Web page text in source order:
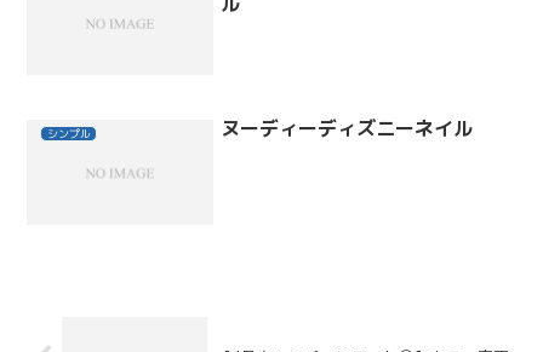
シンプル ヌーディーディズニーネイル